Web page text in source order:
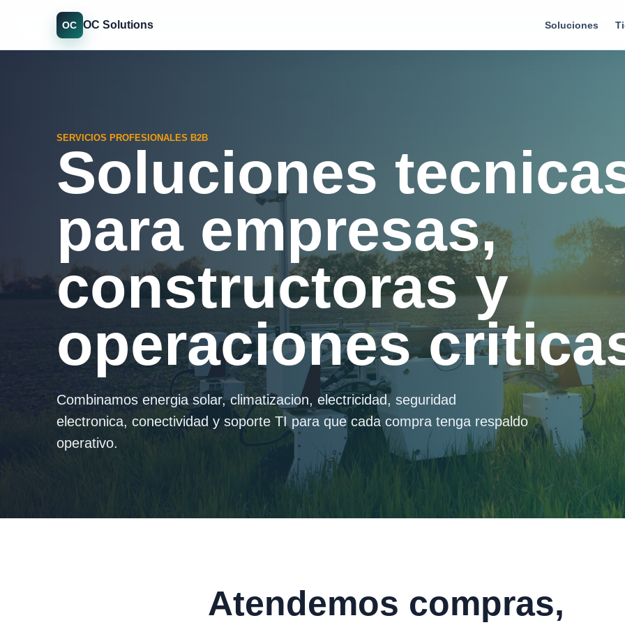
OC OC Solutions Soluciones
SERVICIOS PROFESIONALES B2B
Soluciones
para empresas,
constructoras y
operaciones
Combinamos energia solar, climatizacion, electricidad, seguridad
electronica, conectividad y soporte TI para que cada compra tenga respaldo
operativo.
Atendemos compras,